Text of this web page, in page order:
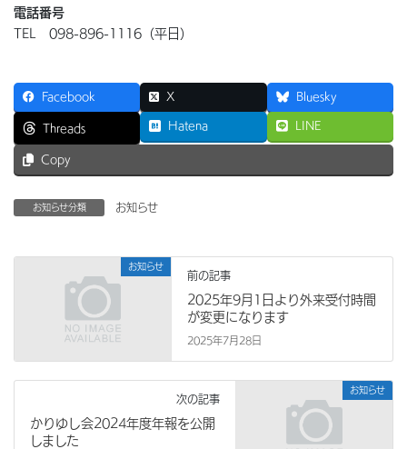
電話番号
TEL 098-896-1116（平日）
Facebook X Bluesky
Threads Hatena LINE
Copy
お知らせ分類 お知らせ
お知らせ
前の記事
2025年9月1日より外来受付時間
が変更になります
2025年7月28日
お知らせ
次の記事
かりゆし会2024年度年報を公開
しました